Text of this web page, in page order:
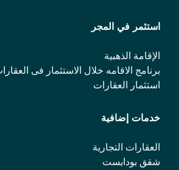
استثمر في المجر
الإقامة الذهبية
برنامج الاقامه خلال الاستثمار فی
استثمار العقارات
خدمات إضافية
العقارات التجارية
شقق بودابست